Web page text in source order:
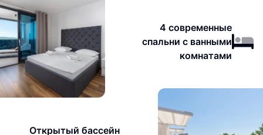
4 современные
спальни с ванными
комнатами
Открытый бассейн